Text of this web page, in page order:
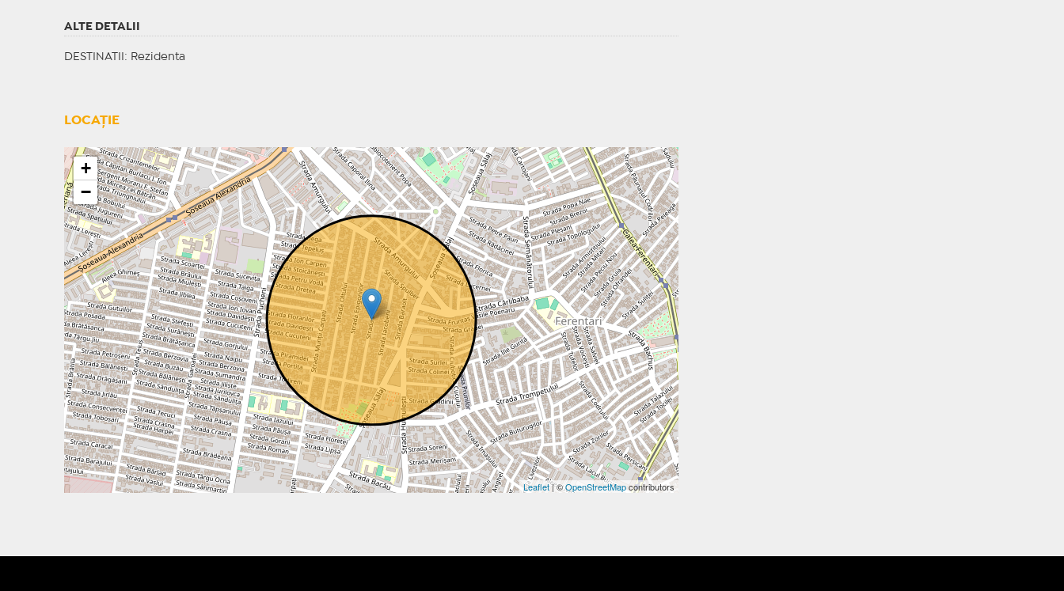
ALTE DETALII
DESTINATII : Rezidenta
LOCAȚIE
+
−
Leaflet| ©OpenStreetMapcontributors